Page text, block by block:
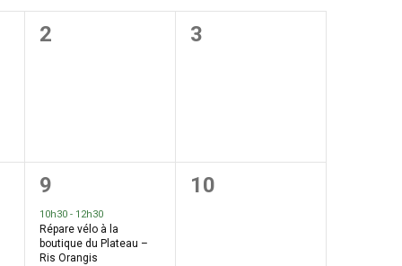
Évènement
0
2
0
3
3
évènements,
9
10h30- 12h30
Répare vélo à la
boutique du Plateau –
Ris Orangis
0
10